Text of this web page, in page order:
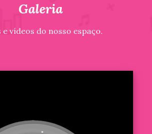
Galeria
e vídeos do nosso espaço.